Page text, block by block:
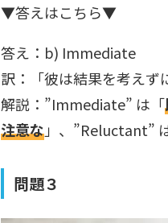
▼答えはこちら▼
答え：b) Immediate
訳：「彼は結果を考えず
解説：”Immediate” は「
注意な」、”Reluctant”
問題３